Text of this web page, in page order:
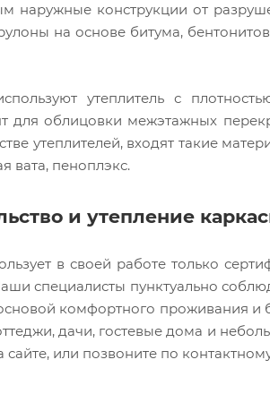
наружные конструкции от
на основе битума,
утеплитель с
для облицовки межэтажных
утеплителей, входят такие
вата, пеноплэкс.
и утепление
в своей работе только
специалисты пунктуально
комфортного проживания
дачи, гостевые дома и
сайте, или позвоните по